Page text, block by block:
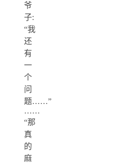
爷
子:
“我
还
有
一
个
问
题……”
……
“那
真
的
麻